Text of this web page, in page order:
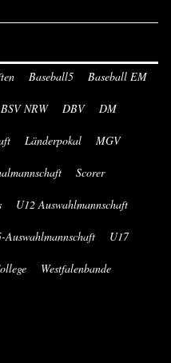
Baseball5 Baseball EM
BSV NRW DBV DM
Länderpokal MGV
Scorer
U12 Auswahlmannschaft
Auswahlmannschaft U17
Westfalenbande